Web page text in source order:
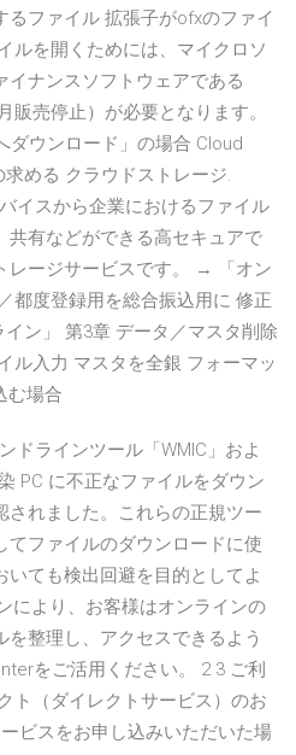
ファイル 拡張子がofxのファイ
ルを開くためには、マイクロソ
イナンスソフトウェアである
販売停止）が必要となります。
ダウンロード」の場合 Cloud
める クラウドストレージ.
イスから企業におけるファイル
共有などができる高セキュアで
レージサービスです。 → 「オン
都度登録用を総合振込用に 修正
ン」 第3章 データ／マスタ削除
入力 マスタを全銀 フォーマッ
む場合
ドラインツール「WMIC」およ
PC に不正なファイルをダウン
されました。これらの正規ツー
てファイルのダウンロードに使
ても検出回避を目的としてよ
により、お客様はオンラインの
整理し、アクセスできるよう
をご活用ください。 2 3 ご利
ト（ダイレクトサービス）のお
ビスをお申し込みいただいた場